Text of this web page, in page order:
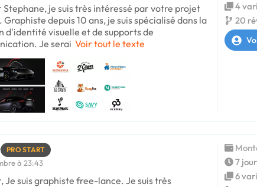
Stephane, je suis très intéressé par votre projet
Graphiste depuis 10 ans, je suis spécialisé dans la
d'identité visuelle et de supports de
Je serai Voir tout le texte
4
20
PRO START
à 23:43
Je suis graphiste free-lance. Je suis très
7
6